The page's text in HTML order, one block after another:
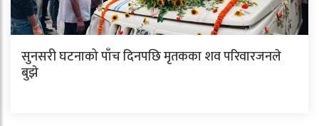
सुनसरी घटनाको पाँच दिनपछि मृतकका शव परिवारजनले
बुझे